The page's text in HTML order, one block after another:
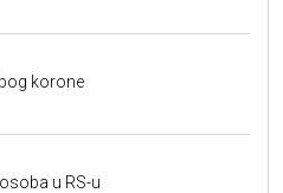
korone
u RS-u